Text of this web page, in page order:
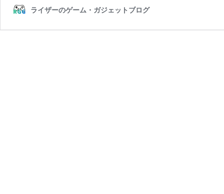
ライザーのゲーム・ガジェットブログ